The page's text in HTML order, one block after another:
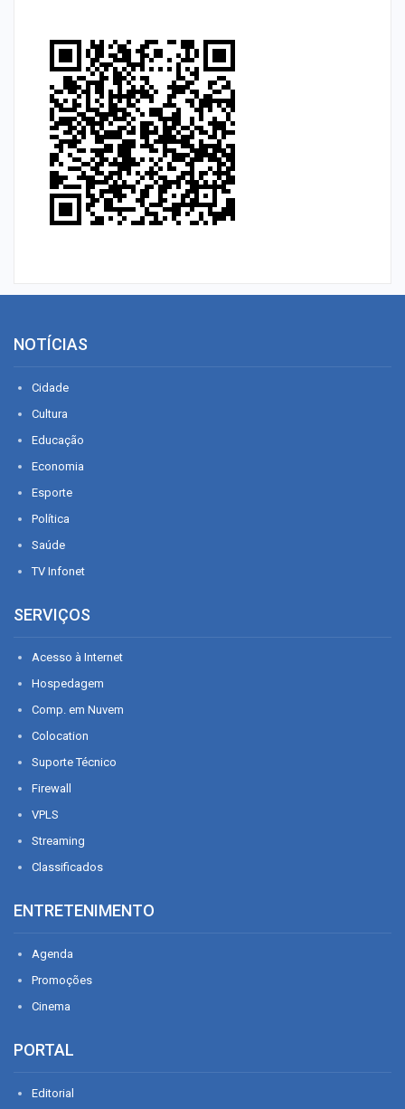
NOTÍCIAS
Cidade
Cultura
Educação
Economia
Esporte
Política
Saúde
TV Infonet
SERVIÇOS
Acesso à Internet
Hospedagem
Comp. em Nuvem
Colocation
Suporte Técnico
Firewall
VPLS
Streaming
Classificados
ENTRETENIMENTO
Agenda
Promoções
Cinema
PORTAL
Editorial